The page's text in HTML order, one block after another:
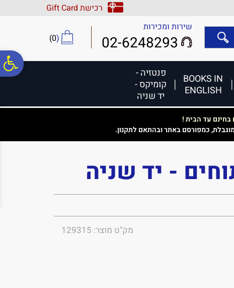
נגישות
אתר
המרכזי
רכישת Gift Card
שירות ומכירות
02-6248293
(
0
)
BOOKS IN
ENGLISH
פנטזיה -
קומיקס -
יד שניה
עד הבית !
כמפורסם באתר ובהתאם לתקנון.
- יד שניה
מק"ט מוצר: 129315